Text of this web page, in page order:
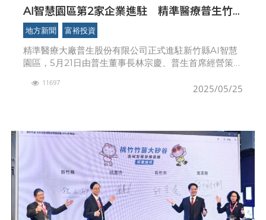
AI智慧園區第2家企業進駐 精準醫療普生竹
創生技大樓開幕啟用
地方新聞 富裕投資
精準醫療大廠普生股份有限公司正式進駐新竹縣AI智慧
園區，5月21日由普生董事長林宗慶、普生首席經營策略
中心董事長涂醒哲等多位產官學界人士，共同參與「竹
2025/05/25
11697